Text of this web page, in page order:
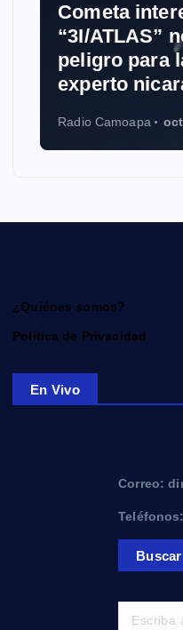
Cometa
“3I/ATLAS”
peligro para
experto
Radio Camoapa
¿Quiénes somos?
Política de Privacidad
En Vivo
Correo: